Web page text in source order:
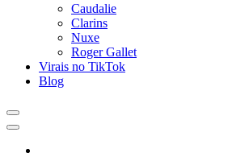
Caudalie
Clarins
Nuxe
Roger Gallet
Virais no TikTok
Blog